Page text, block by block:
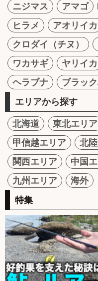
ニジマス
アマゴ
ヒラメ
アオリイカ
クロダイ（チヌ）
ワカサギ
ヤリイカ
ヘラブナ
ブラッ
エリアから探す
北海道 東北エリア
甲信越エリア
北
関西エリア
中国
九州エリア
海外
特集